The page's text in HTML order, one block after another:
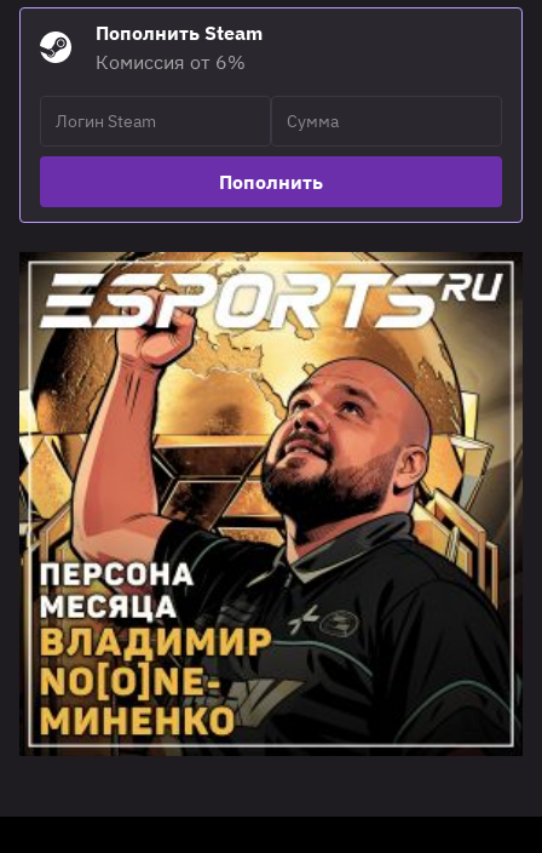
Пополнить Steam
Комиссия от 6%
Пополнить